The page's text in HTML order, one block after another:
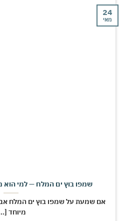
שמפו בוץ ים המלח — למי הוא
אם שמעת על שמפו בוץ ים המלח אבל
מיוחד [...]